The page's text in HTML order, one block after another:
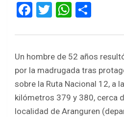
F
ce
b
o
o
k
T
tt
er
W
at
s
A
p
p
ar
e
Un hombre de 52 años
por la madrugada tras
sobre la Ruta Nacional 12, a
kilómetros 379 y 380, cerca
localidad de Aranguren